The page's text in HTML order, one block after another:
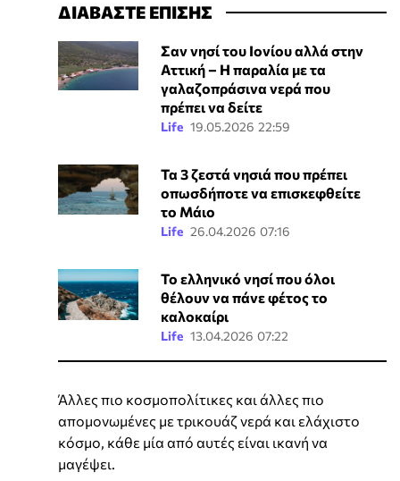
ΔΙΑΒΑΣΤΕ ΕΠΙΣΗΣ
Σαν νησί του Ιονίου αλλά στην
Αττική – Η παραλία με τα
γαλαζοπράσινα νερά που
πρέπει να δείτε
Life 19.05.2026 22:59
Τα 3 ζεστά νησιά που πρέπει
οπωσδήποτε να επισκεφθείτε
το Μάιο
Life 26.04.2026 07:16
Το ελληνικό νησί που όλοι
θέλουν να πάνε φέτος το
καλοκαίρι
Life 13.04.2026 07:22
Άλλες πιο κοσμοπολίτικες και άλλες πιο
απομονωμένες με τρικουάζ νερά και ελάχιστο
κόσμο, κάθε μία από αυτές είναι ικανή να
μαγέψει.